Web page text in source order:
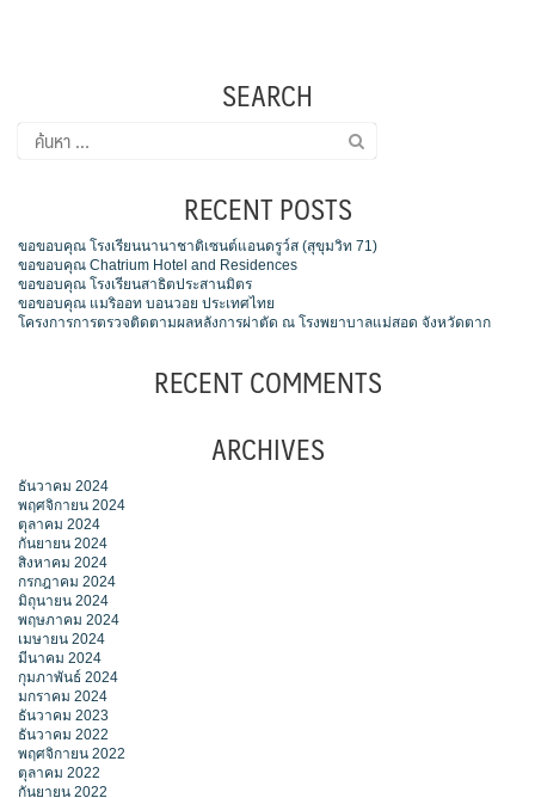
SEARCH
ค้นหา
สำหรับ:
RECENT POSTS
ขอขอบคุณ โรงเรียนนานาชาติเซนต์แอนดรูว์ส (สุขุมวิท 71)
ขอขอบคุณ Chatrium Hotel and Residences
ขอขอบคุณ โรงเรียนสาธิตประสานมิตร
ขอขอบคุณ แมริออท บอนวอย ประเทศไทย
โครงการการตรวจติดตามผลหลังการผ่าตัด ณ โรงพยาบาลแม่สอด จังหวัดตาก
RECENT COMMENTS
ARCHIVES
ธันวาคม 2024
พฤศจิกายน 2024
ตุลาคม 2024
กันยายน 2024
สิงหาคม 2024
กรกฎาคม 2024
มิถุนายน 2024
พฤษภาคม 2024
เมษายน 2024
มีนาคม 2024
กุมภาพันธ์ 2024
มกราคม 2024
ธันวาคม 2023
ธันวาคม 2022
พฤศจิกายน 2022
ตุลาคม 2022
กันยายน 2022